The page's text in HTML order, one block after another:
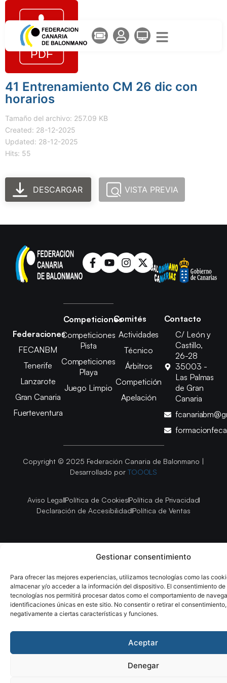
Gestionar consentimiento
Para ofrecer las mejores experiencias, utilizamos tecnologías como las
almacenar y/o acceder a la información del dispositivo. El consentimiento de
tecnologías nos permitirá procesar datos como el comportamiento de
identificaciones únicas en este sitio. No consentir o retirar el
negativamente a ciertas características y funciones.
Aceptar
Denegar
41 Entrenamiento CM 26 dic con
horarios
Tamaño del archivo: 257.09 KB
Created: 28-12-2025
Updated: 28-12-2025
Hits: 55
DESCARGAR VISTA PREVIA
Federaciones
FECANBM
Tenerife
Lanzarote
Gran Canaria
Fuerteventura
Competiciones
Competiciones
Pista
Competiciones
Playa
Juego Limpio
Comités
Actividades
Técnico
Árbitros
Competición
Apelación
Contacto
C/ León y
Castillo,
26-28
35003 -
Las Palmas
de Gran
Canaria
Copyright © 2025 Federación Canaria de Balonmano |
Desarrollado por TOOOLS
Aviso LegalPolítica de CookiesPolítica de Privacidad
Declaración de AccesibilidadPolítica de Ventas